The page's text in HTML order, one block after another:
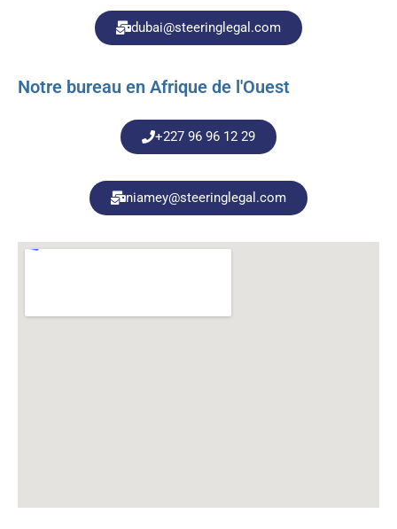
dubai@steeringlegal.com
Notre bureau en Afrique de l'Ouest
+227 96 96 12 29
niamey@steeringlegal.com